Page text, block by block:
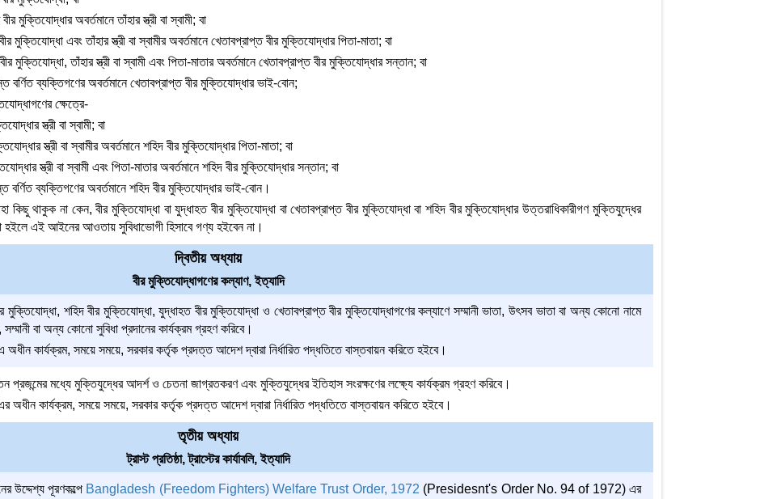
মুক্তিযোদ্ধার অবর্তমানে তাঁহার স্ত্রী বা স্বামী; বা
মুক্তিযোদ্ধা এবং তাঁহার স্ত্রী বা স্বামীর অবর্তমানে খেতাবপ্রাপ্ত বীর মুক্তিযোদ্ধার পিতা-মাতা; বা
মুক্তিযোদ্ধা, তাঁহার স্ত্রী বা স্বামী এবং পিতা-মাতার অবর্তমানে খেতাবপ্রাপ্ত বীর মুক্তিযোদ্ধার সন্তান; বা
ব্যক্তিগণের অবর্তমানে খেতাবপ্রাপ্ত বীর মুক্তিযোদ্ধার ভাই-বোন;
ক্ষেত্রে-
স্ত্রী বা স্বামী; বা
স্ত্রী বা স্বামীর অবর্তমানে শহিদ বীর মুক্তিযোদ্ধার পিতা-মাতা; বা
স্ত্রী বা স্বামী এবং পিতা-মাতার অবর্তমানে শহিদ বীর মুক্তিযোদ্ধার সন্তান; বা
ব্যক্তিগণের অবর্তমানে শহিদ বীর মুক্তিযোদ্ধার ভাই-বোন।
থাকুক না কেন, বীর মুক্তিযোদ্ধা বা যুদ্ধাহত বীর মুক্তিযোদ্ধা বা খেতাবপ্রাপ্ত বীর মুক্তিযোদ্ধা বা শহিদ বীর মুক্তিযোদ্ধার উত্তরাধিকারীগণ মুক্তিযুদ্ধের
হইলে এই আইনের আওতায় সুবিধাভোগী হিসাবে গণ্য হইবেন না।
দ্বিতীয় অধ্যায়
বীর মুক্তিযোদ্ধাগণের কল্যাণ, ইত্যাদি
শহিদ বীর মুক্তিযোদ্ধা, যুদ্ধাহত বীর মুক্তিযোদ্ধা ও খেতাবপ্রাপ্ত বীর মুক্তিযোদ্ধাগণের কল্যাণে সম্মানী ভাতা, উৎসব ভাতা বা অন্য কোনো নামে
বা অন্য কোনো সুবিধা প্রদানের কার্যক্রম গ্রহণ করিবে।
কার্যক্রম, সময়ে সময়ে, সরকার কর্তৃক প্রদত্ত আদেশ দ্বারা নির্ধারিত পদ্ধতিতে বাস্তবায়ন করিতে হইবে।
প্রজন্মের মধ্যে মুক্তিযুদ্ধের আদর্শ ও চেতনা জাগ্রতকরণ এবং মুক্তিযুদ্ধের ইতিহাস সংরক্ষণের লক্ষ্যে কার্যক্রম গ্রহণ করিবে।
অধীন কার্যক্রম, সময়ে সময়ে, সরকার কর্তৃক প্রদত্ত আদেশ দ্বারা নির্ধারিত পদ্ধতিতে বাস্তবায়ন করিতে হইবে।
তৃতীয় অধ্যায়
ট্রাস্ট প্রতিষ্ঠা, ট্রাস্টের কার্যাবলি, ইত্যাদি
পূরণকল্পে Bangladesh (Freedom Fighters) Welfare Trust Order, 1972 (Presidesnt's Order No. 94 of 1972) এর